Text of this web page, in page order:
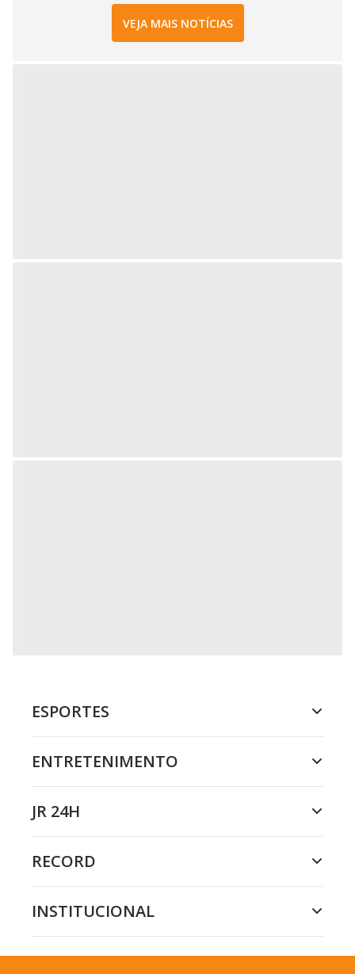
VEJA MAIS NOTÍCIAS
ESPORTES
ENTRETENIMENTO
JR 24H
RECORD
INSTITUCIONAL